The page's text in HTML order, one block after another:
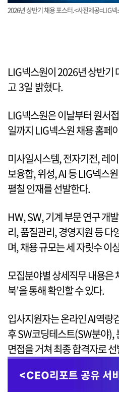
2026년 상반기 채용 포스터.<사진제공=LIG넥
LIG넥스원이 2026년 상반기
고 3일 밝혔다.
LIG넥스원은 이날부터 원서
일까지 LIG넥스원 채용 홈페
미사일시스템, 전자기전, 레
보융합, 위성, AI 등 LIG넥스
펼칠 인재를 선발한다.
HW, SW, 기계 부문 연구 개
리, 품질관리, 경영지원 등 다
며, 채용 규모는 세 자릿수 이
모집분야별 상세직무 내용은
북’을 통해 확인할 수 있다.
입사지원자는 온라인 AI역량
후 SW코딩테스트(SW분야),
면접을 거쳐 최종 합격자로